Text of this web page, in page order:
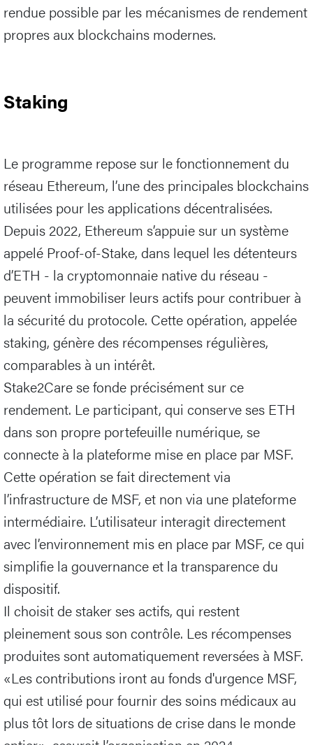
rendue possible par les mécanismes de rendement
propres aux blockchains modernes.
Staking
Le programme repose sur le fonctionnement du
réseau Ethereum, l’une des principales blockchains
utilisées pour les applications décentralisées.
Depuis 2022, Ethereum s’appuie sur un système
appelé Proof-of-Stake, dans lequel les détenteurs
d’ETH - la cryptomonnaie native du réseau -
peuvent immobiliser leurs actifs pour contribuer à
la sécurité du protocole. Cette opération, appelée
staking, génère des récompenses régulières,
comparables à un intérêt.
Stake2Care se fonde précisément sur ce
rendement. Le participant, qui conserve ses ETH
dans son propre portefeuille numérique, se
connecte à la plateforme mise en place par MSF.
Cette opération se fait directement via
l’infrastructure de MSF, et non via une plateforme
intermédiaire. L’utilisateur interagit directement
avec l’environnement mis en place par MSF, ce qui
simplifie la gouvernance et la transparence du
dispositif.
Il choisit de staker ses actifs, qui restent
pleinement sous son contrôle. Les récompenses
produites sont automatiquement reversées à MSF.
«Les contributions iront au fonds d'urgence MSF,
qui est utilisé pour fournir des soins médicaux au
plus tôt lors de situations de crise dans le monde